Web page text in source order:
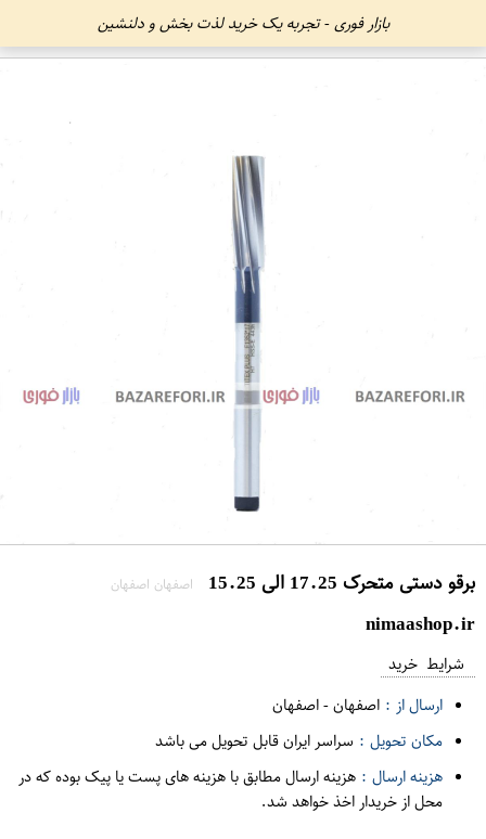
بازار فوری - تجربه یک خرید لذت بخش و دلنشین
برقو دستی متحرک 17.25 الی 15.25 اصفهان اصفهان
nimaashop.ir
شرایط خرید
ارسال از : اصفهان-اصفهان
مکان تحویل : سراسر ایران قابل تحویل می باشد
هزینه ارسال : هزینه ارسال مطابق با هزینه های پست یا پیک بوده که در
محل از خریدار اخذ خواهد شد.